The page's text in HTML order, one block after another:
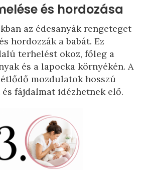
és hordozása
az édesanyák rengeteget
hordozzák a babát. Ez
terhelést okoz, főleg a
és a lapocka környékén. A
mozdulatok hosszú
fájdalmat idézhetnek elő.